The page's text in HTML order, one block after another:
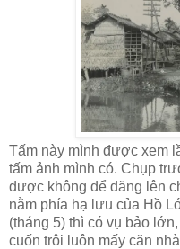
Tấm này mình được xem
tấm ảnh mình có. Chụp
được không để đăng lên
nằm phía hạ lưu của Hồ
(tháng 5) thì có vụ bảo
cuốn trôi luôn mấy căn